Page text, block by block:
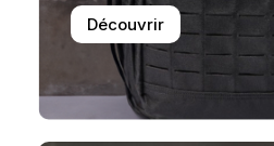
Découvrir